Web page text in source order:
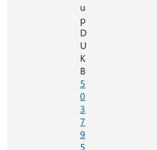
u
p
D
U
K
B
5
0
3
7
9
5